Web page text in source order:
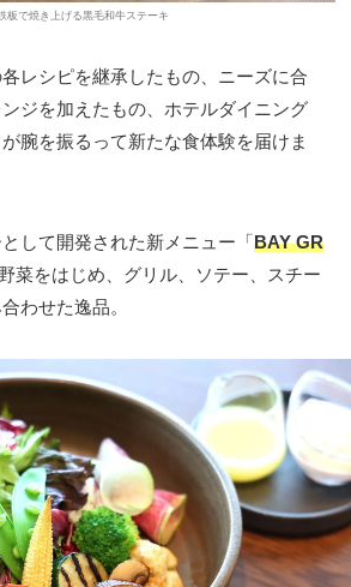
板で焼き上げる黒毛和牛ステーキ
レシピを継承したもの、ニーズに合
ジを加えたもの、ホテルダイニング
腕を振るって新たな食体験を届けま
して開発された新メニュー「BAY GR
菜をはじめ、グリル、ソテー、スチー
わせた逸品。